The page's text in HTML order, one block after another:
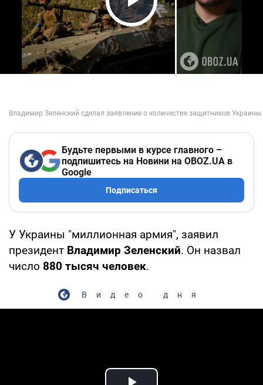
Play Video
Будьте первыми в курсе главного –
подпишитесь на Новини на OBOZ.UA в
Google
Подписаться
У Украины "миллионная армия", заявил
президент Владимир Зеленский. Он назвал
число 880 тысяч человек.
Видео дня